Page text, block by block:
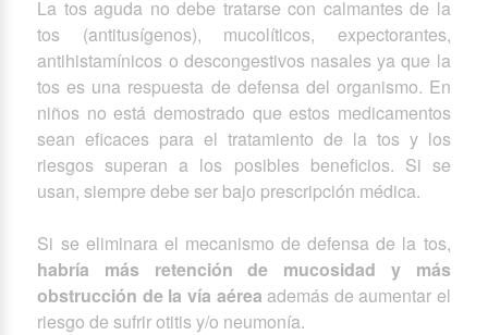
La tos aguda no debe tratarse con calmantes de la
tos (antitusígenos), mucolíticos, expectorantes,
antihistamínicos o descongestivos nasales ya que la
tos es una respuesta de defensa del organismo. En
niños no está demostrado que estos medicamentos
sean eficaces para el tratamiento de la tos y los
riesgos superan a los posibles beneficios. Si se
usan, siempre debe ser bajo prescripción médica.
Si se eliminara el mecanismo de defensa de la tos,
habría más retención de mucosidad y más
obstrucción de la vía aérea además de aumentar el
riesgo de sufrir otitis y/o neumonía.